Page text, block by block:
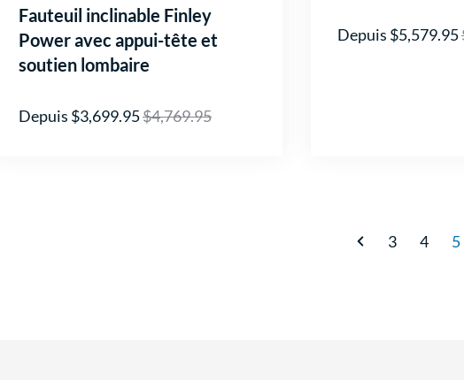
Fauteuil inclinable Finley
Power avec appui-tête et
soutien lombaire
Depuis $3,699.95$4,769.95
Depuis $5,579.95
3 4 5